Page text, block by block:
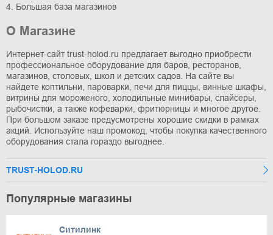
4. Большая база магазинов
О Магазине
Интернет-сайт trust-holod.ru предлагает выгодно приобрести
профессиональное оборудование для баров, ресторанов,
магазинов, столовых, школ и детских садов. На сайте вы
найдете коптильни, пароварки, печи для пиццы, винные шкафы,
витрины для мороженого, холодильные минибары, слайсеры,
рыбочистки, а также кофеварки, фритюрницы и многое другое.
При большом заказе предусмотрены хорошие скидки в рамках
акций. Используйте наш промокод, чтобы покупка качественного
оборудования стала гораздо выгоднее.
TRUST-HOLOD.RU
Популярные магазины
Ситилинк